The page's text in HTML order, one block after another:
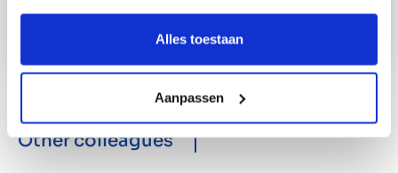
Alles toestaan
Aanpassen
Other colleagues